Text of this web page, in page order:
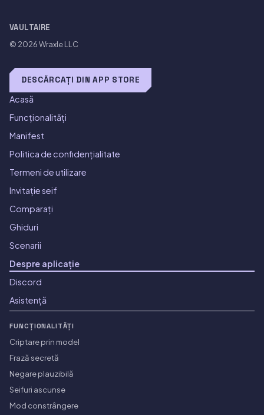
VAULTAIRE
© 2026Wraxle LLC
DESCĂRCAȚI DIN APP STORE
Acasă
Funcționalități
Manifest
Politica de confidențialitate
Termeni de utilizare
Invitație seif
Comparați
Ghiduri
Scenarii
Despre aplicație
Discord
Asistență
FUNCȚIONALITĂȚI
Criptare prin model
Frază secretă
Negare plauzibilă
Seifuri ascunse
Mod constrângere